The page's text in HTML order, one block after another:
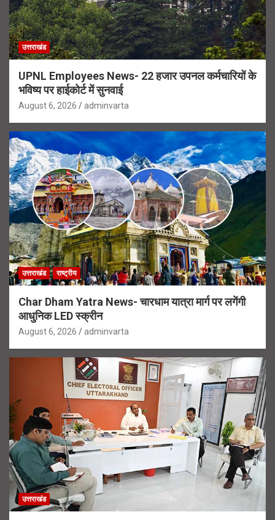
उत्तराखंड
UPNL Employees News- 22 हजार उपनल कर्मचारियों के
भविष्य पर हाईकोर्ट में सुनवाई
August 6, 2026 adminvarta
उत्तराखंड राष्ट्रीय
Char Dham Yatra News- चारधाम यात्रा मार्ग पर लगेंगी
आधुनिक LED स्क्रीन
August 6, 2026 adminvarta
उत्तराखंड